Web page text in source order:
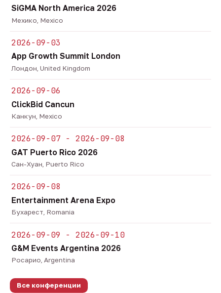
SiGMA North America 2026
Мехико, Mexico
2026-09-03
App Growth Summit London
Лондон, United Kingdom
2026-09-06
ClickBid Cancun
Канкун, Mexico
2026-09-07 - 2026-09-08
GAT Puerto Rico 2026
Сан-Хуан, Puerto Rico
2026-09-08
Entertainment Arena Expo
Бухарест, Romania
2026-09-09 - 2026-09-10
G&M Events Argentina 2026
Росарио, Argentina
Все конференции